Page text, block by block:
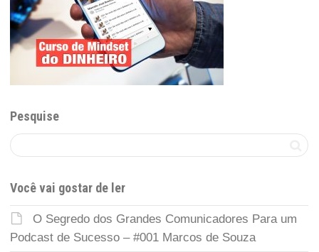
Pesquise
Você vai gostar de ler
O Segredo dos Grandes Comunicadores Para um
Podcast de Sucesso – #001 Marcos de Souza